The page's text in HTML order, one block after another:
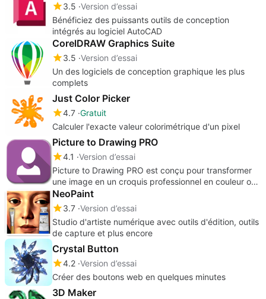
3.5 Version d’essai
Bénéficiez des puissants outils de conception
intégrés au logiciel AutoCAD
CorelDRAW Graphics Suite
3.5 Version d’essai
Un des logiciels de conception graphique les plus
complets
Just Color Picker
4.7 Gratuit
Calculer l'exacte valeur colorimétrique d'un pixel
Picture to Drawing PRO
4.1 Version d’essai
Picture to Drawing PRO est conçu pour transformer
une image en un croquis professionnel en couleur ou
en niveaux de gris en un seul clic.
NeoPaint
3.7 Version d’essai
Studio d'artiste numérique avec outils d'édition, outils
de capture et plus encore
Crystal Button
4.2 Version d’essai
Créer des boutons web en quelques minutes
3D Maker